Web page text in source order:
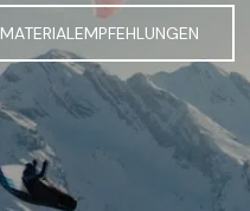
MATERIALEMPFEHLUNGEN